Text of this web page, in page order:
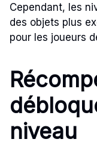
Cependant, les
des objets plus
pour les joueurs
niveau